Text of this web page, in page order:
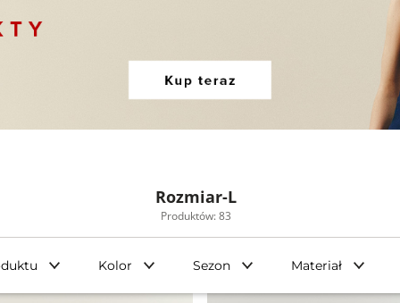
Rozmiar-L
Produktów: 83
Kolor Sezon Materiał